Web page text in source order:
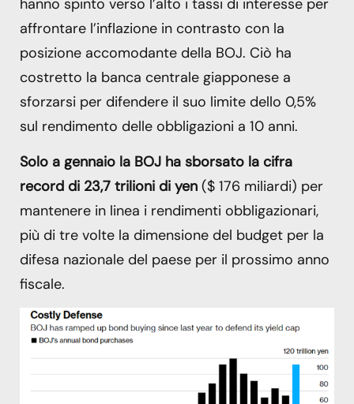
affrontare l’inflazione in contrasto con la
posizione accomodante della BOJ. Ciò ha
costretto la banca centrale giapponese a
sforzarsi per difendere il suo limite dello 0,5%
sul rendimento delle obbligazioni a 10 anni.
Solo a gennaio la BOJ ha sborsato la cifra
record di 23,7 trilioni di yen ($ 176 miliardi) per
mantenere in linea i rendimenti obbligazionari,
più di tre volte la dimensione del budget per la
difesa nazionale del paese per il prossimo anno
fiscale.